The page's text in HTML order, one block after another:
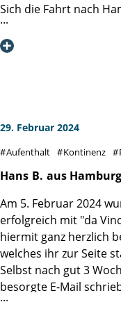
geistigen und
Ich würde die Klinik zu
wünsche allen
Mathias Krumsick
Sich die Fahrt nach
Wo ich bei den
Dort galt es eine Drüse
Ohne Angst und
Gelang mit Bravour die
Unter Dramaturgie von
Was er gründlich
War die im Vorlauf
Gewebezelle samt der
Mittels Da Vinci's
Verlief der Eingriff
Höchst routiniert der
29. Februar 2024
Aufenthalt Kontinenz
Hans B. aus Hamburg
Am 5. Februar 2024
erfolgreich mit "da
hiermit ganz herzlich
welches ihr zur Seite
Selbst nach gut 3
besorgte E-Mail
Gutachten meiner